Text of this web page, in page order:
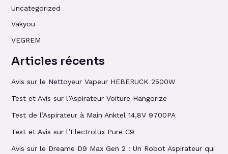
Uncategorized
Vakyou
VEGREM
Articles récents
Avis sur le Nettoyeur Vapeur HEBERUCK 2500W
Test et Avis sur l’Aspirateur Voiture Hangorize
Test de l’Aspirateur à Main Anktel 14,8V 9700PA
Test et Avis sur l’Electrolux Pure C9
Avis sur le Dreame D9 Max Gen 2 : Un Robot Aspirateur qui